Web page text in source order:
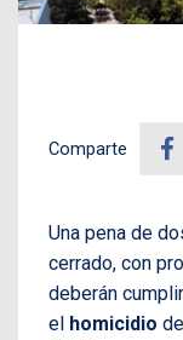
Comparte
Una pena de
cerrado, con
deberán cumplir
el homicidio